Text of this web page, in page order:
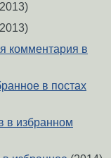
комментария в
в постах
в избранном